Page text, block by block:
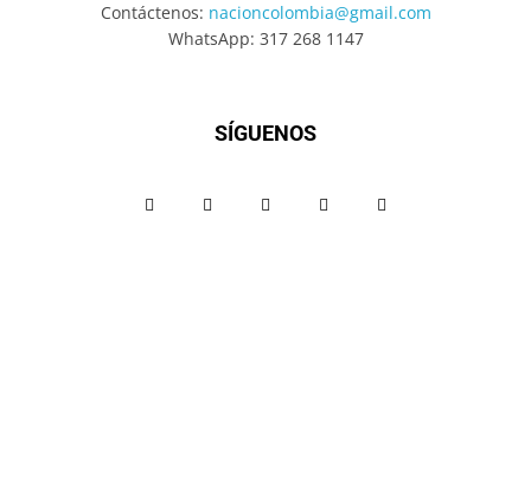
Contáctenos: nacioncolombia@gmail.com
WhatsApp: 317 268 1147
SÍGUENOS